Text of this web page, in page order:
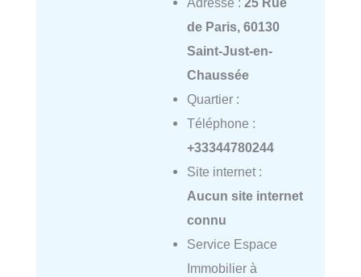
de Paris, 60130
Saint-Just-en-
Chaussée
Quartier :
Téléphone :
+33344780244
Site internet :
Aucun site internet
connu
Service Espace
Immobilier à